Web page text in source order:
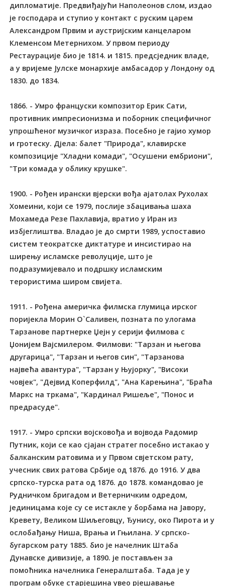
дипломатије. Предвиђајући Наполеонов слом, издао
је господара и ступио у контакт с руским царем
Александром Првим и аустријским канцеларом
Клеменсом Метернихом. У првом периоду
Рестаурације био је 1814. и 1815. предсједник владе,
а у вријеме Јулске монархије амбасадор у Лондону од
1830. до 1834.
1866. - Умро француски композитор Ерик Сати,
противник импресионизма и поборник специфичног
упрошћеног музичког израза. Посебно је гајио хумор
и гротеску. Дјела: балет "Природа", клавирске
композиције "Хладни комади", "Осушени ембриони",
"Три комада у облику крушке".
1900. - Рођен ирански вјерски вођа ајатолах Рухолах
Хомеини, који се 1979, послије збацивања шаха
Мохамеда Резе Пахлавија, вратио у Иран из
избјеглиштва. Владао је до смрти 1989, успоставио
систем теократске диктатуре и инсистирао на
ширењу исламске револуције, што је
подразумијевало и подршку исламским
терористима широм свијета.
1911. - Рођена америчка филмска глумица ирског
поријекла Морин О`Саливен, позната по улогама
Тарзанове партнерке Џејн у серији филмова с
Џонијем Вајсмилером. Филмови: "Тарзан и његова
другарица", "Тарзан и његов син", "Тарзанова
највећа авантура", "Тарзан у Њујорку", "Високи
човјек", "Дејвид Коперфилд", "Ана Карењина", "Браћа
Маркс на тркама", "Кардинал Ришеље", "Понос и
предрасуде".
1917. - Умро српски војсковођа и војвода Радомир
Путник, који се као сјајан стратег посебно истакао у
балканским ратовима и у Првом свјетском рату,
учесник свих ратова Србије од 1876. до 1916. У два
српско-турска рата од 1876. до 1878. командовао је
Рудничком бригадом и Ветерничким одредом,
јединицама које су се истакле у борбама на Јавору,
Кревету, Великом Шиљеговцу, Ђунису, око Пирота и у
ослобађању Ниша, Врања и Гњилана. У српско-
бугарском рату 1885. био је начелник Штаба
Дунавске дивизије, а 1890. је постављен за
помоћника начелника Генералштаба. Тада је у
програм обуке старјешина увео рјешавање